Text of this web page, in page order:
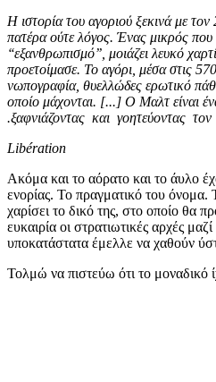
«Η ιστορία του αγοριού ξεκινά με
πατέρα ούτε λόγος. Ένας μικρός
‘‘εξανθρωπισμό’’, μοιάζει λευκό
προετοίμασε. Το αγόρι, μέσα στις
νωπογραφία, θυελλώδες ερωτικό
οποίο μάχονται. [...] Ο Μαλτ είναι
ξαφνιάζοντας και γοητεύοντας
Libération
Ακόμα και το αόρατο και το άυλο
ενορίας. Το πραγματικό του όνομα.
χαρίσει το δικό της, στο οποίο θα
ευκαιρία οι στρατιωτικές αρχές
υποκατάστατα έμελλε να χαθούν
Τολμώ να πιστεύω ότι το μοναδικό